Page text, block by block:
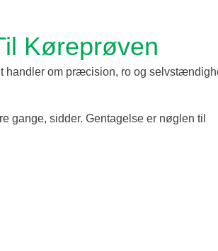
Køreprøven
handler om præcision, ro og
gange, sidder. Gentagelse er nøglen til